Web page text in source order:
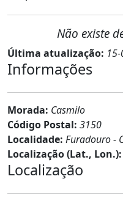
Não existe
Última atualização:
Informações
Morada: Casmilo
Código Postal: 3150
Localidade: Furadouro -
Localização (Lat., Lon.):
Localização